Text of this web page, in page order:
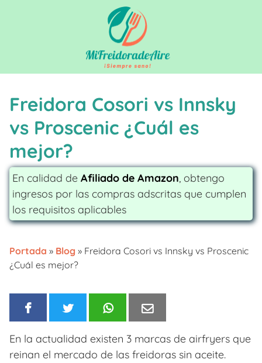
Freidora Cosori vs Innsky
vs Proscenic ¿Cuál es
mejor?
En calidad de Afiliado de Amazon, obtengo
ingresos por las compras adscritas que cumplen
los requisitos aplicables
Portada » Blog » Freidora Cosori vs Innsky vs Proscenic
¿Cuál es mejor?
En la actualidad existen 3 marcas de airfryers que
reinan el mercado de las freidoras sin aceite.